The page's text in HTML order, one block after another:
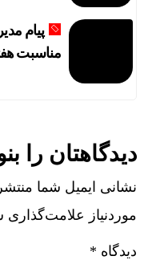
پیام
مناسبت
دیدگاهتان را
نشانی ایمیل شما
موردنیاز علامت‌گذاری
دیدگاه *